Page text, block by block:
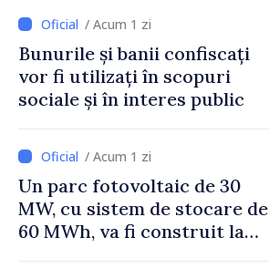
Irlandei de Nord, Fern
Horine / Acum 1 zi
Bunurile și banii confiscați
vor fi utilizați în scopuri
sociale și în interes public
/ Acum 1 zi
Un parc fotovoltaic de 30
MW, cu sistem de stocare de
60 MWh, va fi construit la